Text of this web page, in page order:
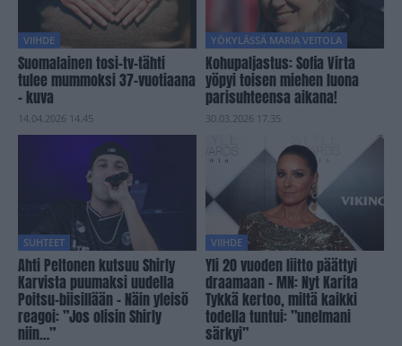
VIIHDE
Suomalainen tosi-tv-tähti
tulee mummoksi 37-vuotiaana
– kuva
14.04.2026 14.45
YÖKYLÄSSÄ MARIA VEITOLA
Kohupaljastus: Sofia Virta
yöpyi toisen miehen luona
parisuhteensa aikana!
30.03.2026 17.35
SUHTEET
Ahti Peltonen kutsuu Shirly
Karvista puumaksi uudella
Poitsu-biisillään – Näin yleisö
reagoi: ”Jos olisin Shirly
niin…”
VIIHDE
Yli 20 vuoden liitto päättyi
draamaan – MN: Nyt Karita
Tykkä kertoo, miltä kaikki
todella tuntui: ”unelmani
särkyi”